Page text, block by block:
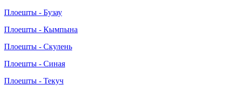
Плоешты - Бузау
Плоешты - Кымпына
Плоешты - Скулень
Плоешты - Синая
Плоешты - Текуч